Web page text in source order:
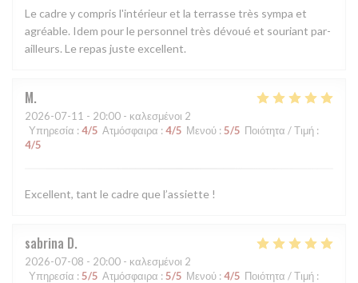
Le cadre y compris l'intérieur et la terrasse très sympa et
agréable. Idem pour le personnel très dévoué et souriant par-
ailleurs. Le repas juste excellent.
M
2026-07-11 - 20:00 - καλεσμένοι 2
Υπηρεσία : 4/5 Ατμόσφαιρα : 4/5 Μενού : 5/5 Ποιότητα / Τιμή :
4/5
Excellent, tant le cadre que l’assiette !
sabrina D
2026-07-08 - 20:00 - καλεσμένοι 2
Υπηρεσία : 5/5 Ατμόσφαιρα : 5/5 Μενού : 4/5 Ποιότητα / Τιμή :